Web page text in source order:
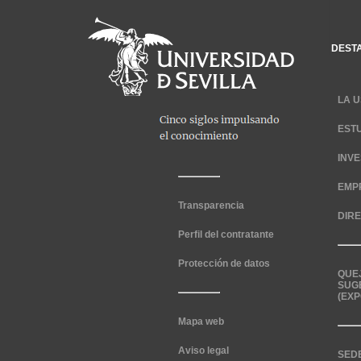
Transparencia
Perfil del contratante
Protección de datos
Mapa web
Aviso legal
LA